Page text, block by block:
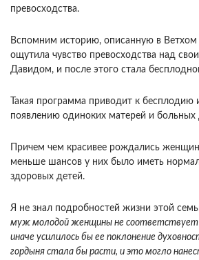
превосходства.
Вспомним историю, описанную в Ветхом
ощутила чувство превосходства над
Давидом, и после этого стала
Такая программа приводит к бесплодию
появлению одиноких матерей и больных
Причем чем красивее рождались
меньше шансов у них было иметь
здоровых детей.
Я не знал подробностей жизни этой
муж молодой женщины не соответствует
иначе усилилось бы ее поклонение
гордыня стала бы расти, и это могло